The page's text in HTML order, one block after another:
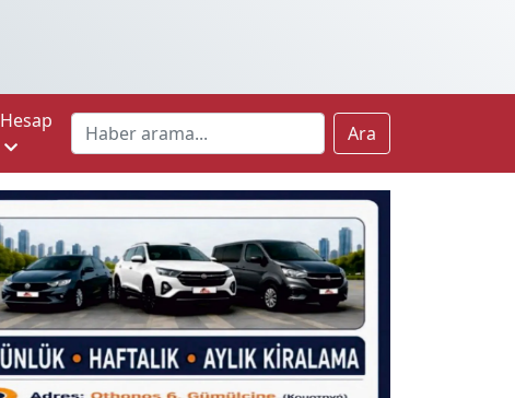
Hesap
Ara